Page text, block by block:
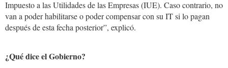
Impuesto a las Utilidades de las Empresas (IUE). Caso contrario, no
van a poder habilitarse o poder compensar con su IT si lo pagan
después de esta fecha posterior”, explicó.
¿Qué dice el Gobierno?